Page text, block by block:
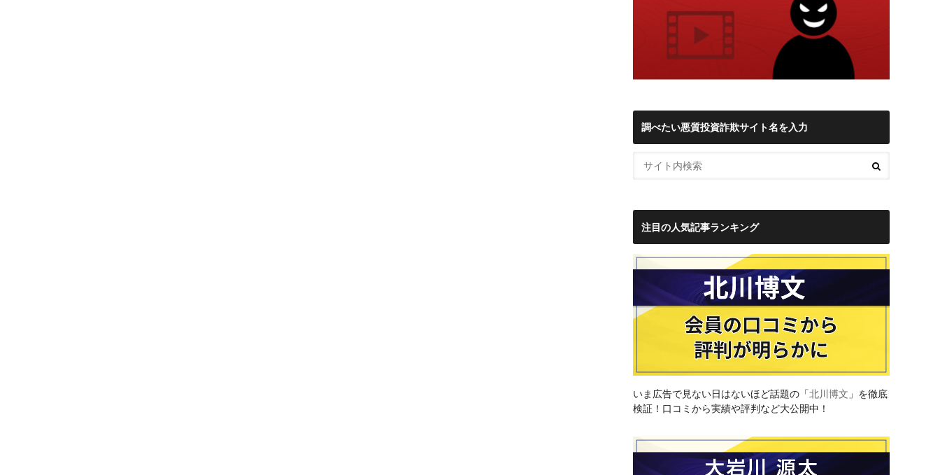
調べたい悪質投資詐欺サイト名を入力
注目の人気記事ランキング
いま広告で見ない日はないほど話題の「北川博文 」を徹底
検証！口コミから実績や評判など大公開中！